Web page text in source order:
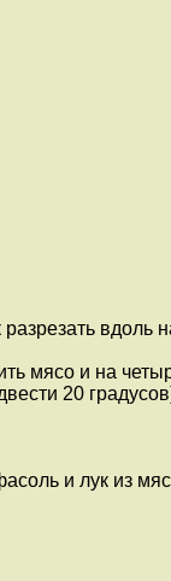
вдоль
мясо и на
20
и лук из